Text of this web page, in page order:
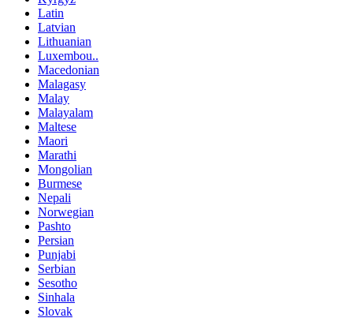
Latin
Latvian
Lithuanian
Luxembou..
Macedonian
Malagasy
Malay
Malayalam
Maltese
Maori
Marathi
Mongolian
Burmese
Nepali
Norwegian
Pashto
Persian
Punjabi
Serbian
Sesotho
Sinhala
Slovak